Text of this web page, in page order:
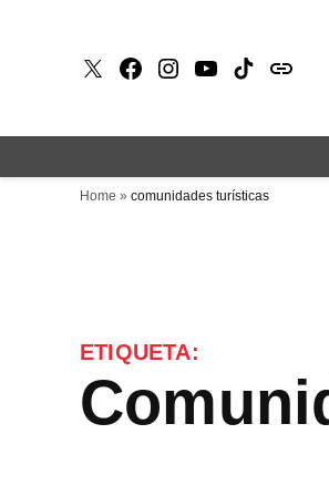
X Faceboook
Instagram
Youtube
Tiktokissuu
Home » comunidades turísticas
ETIQUETA: